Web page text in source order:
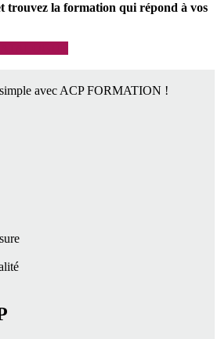
trouvez la formation qui répond à vos
avec ACP FORMATION !